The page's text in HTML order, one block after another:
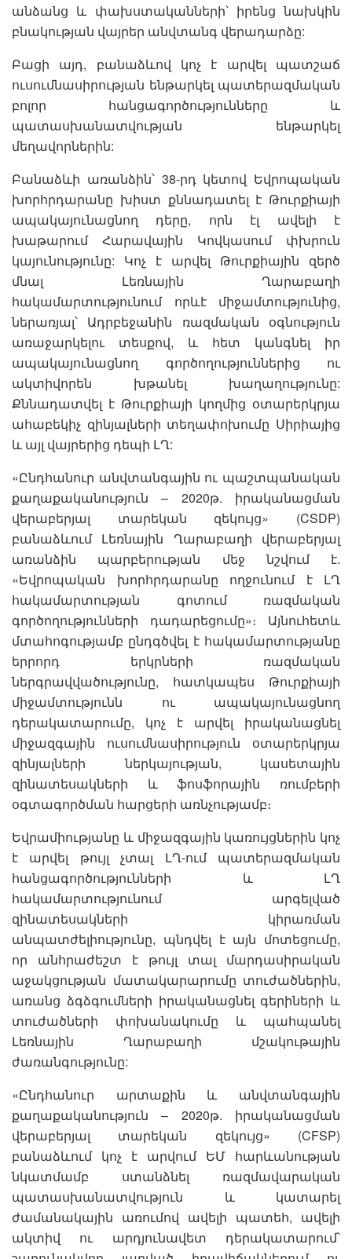
անձանց և փախստականների՝ իրենց նախկին
բնակության վայրեր անվտանգ վերադարձը:
Բացի այդ, բանաձևով կոչ է արվել պատշաճ
ուսումնասիրության ենթարկել պատերազմական
բոլոր հանցագործությունները և
պատասխանատվության ենթարկել
մեղավորներին:
Բանաձևի առանձին՝ 38-րդ կետով Եվրոպական
խորհրդարանը խիստ քննադատել է Թուրքիայի
ապակայունացնող դերը, որն էլ ավելի է
խաթարում Հարավային Կովկասում փխրուն
կայունությունը: Կոչ է արվել Թուրքիային զերծ
մնալ Լեռնային Ղարաբաղի
հակամարտությունում որևէ միջամտությունից,
ներառյալ՝ Ադրբեջանին ռազմական օգնություն
առաջարկելու տեսքով, և հետ կանգնել իր
ապակայունացնող գործողություններից ու
ակտիվորեն խթանել խաղաղությունը:
Քննադատվել է Թուրքիայի կողմից օտարերկրյա
ահաբեկիչ զինյալների տեղափոխումը Սիրիայից
և այլ վայրերից դեպի ԼՂ:
«Ընդհանուր անվտանգային ու պաշտպանական
քաղաքականություն – 2020թ. իրականացման
վերաբերյալ տարեկան զեկույց» (CSDP)
բանաձևում Լեռնային Ղարաբաղի վերաբերյալ
առանձին պարբերության մեջ նշվում է.
«Եվրոպական խորհրդարանը ողջունում է ԼՂ
հակամարտության գոտում ռազմական
գործողությունների դադարեցումը»։ Այնուհետև
մտահոգությամբ ընդգծվել է հակամարտությանը
երրորդ երկրների ռազմական
ներգրավվածությունը, հատկապես Թուրքիայի
միջամտությունն ու ապակայունացնող
դերակատարումը, կոչ է արվել իրականացնել
միջազգային ուսումնասիրություն օտարերկրյա
զինյալների ներկայության, կասետային
զինատեսակների և ֆոսֆորային ռումբերի
օգտագործման հարցերի առնչությամբ։
Եվրամիությանը և միջազգային կառույցներին կոչ
է արվել թույլ չտալ ԼՂ-ում պատերազմական
հանցագործությունների և ԼՂ
հակամարտությունում արգելված
զինատեսակների կիրառման
անպատժելիությունը, պնդվել է այն մոտեցումը,
որ անհրաժեշտ է թույլ տալ մարդասիրական
աջակցության մատակարարումը տուժածներին,
առանց ձգձգումների իրականացնել գերիների և
տուժածների փոխանակումը և պահպանել
Լեռնային Ղարաբաղի մշակութային
ժառանգությունը:
«Ընդհանուր արտաքին և անվտանգային
քաղաքականություն – 2020թ. իրականացման
վերաբերյալ տարեկան զեկույց» (CFSP)
բանաձևում կոչ է արվում ԵՄ հարևանության
նկատմամբ ստանձնել ռազմավարական
պատասխանատվություն և կատարել
ժամանակային առումով ավելի պատեհ, ավելի
ակտիվ ու արդյունավետ դերակատարում՝